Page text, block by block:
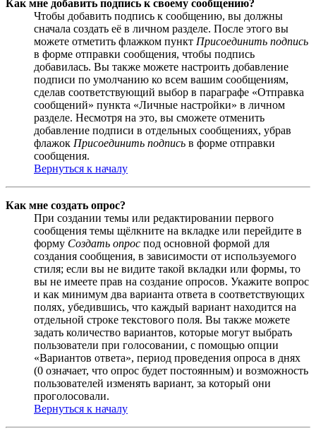
Как мне добавить подпись к своему сообщению?
Чтобы добавить подпись к сообщению, вы должны
сначала создать её в личном разделе. После этого вы
можете отметить флажком пункт Присоединить подпись
в форме отправки сообщения, чтобы подпись
добавилась. Вы также можете настроить добавление
подписи по умолчанию ко всем вашим сообщениям,
сделав соответствующий выбор в параграфе «Отправка
сообщений» пункта «Личные настройки» в личном
разделе. Несмотря на это, вы сможете отменить
добавление подписи в отдельных сообщениях, убрав
флажок Присоединить подпись в форме отправки
сообщения.
Вернуться к началу
Как мне создать опрос?
При создании темы или редактировании первого
сообщения темы щёлкните на вкладке или перейдите в
форму Создать опрос под основной формой для
создания сообщения, в зависимости от используемого
стиля; если вы не видите такой вкладки или формы, то
вы не имеете прав на создание опросов. Укажите вопрос
и как минимум два варианта ответа в соответствующих
полях, убедившись, что каждый вариант находится на
отдельной строке текстового поля. Вы также можете
задать количество вариантов, которые могут выбрать
пользователи при голосовании, с помощью опции
«Вариантов ответа», период проведения опроса в днях
(0 означает, что опрос будет постоянным) и возможность
пользователей изменять вариант, за который они
проголосовали.
Вернуться к началу